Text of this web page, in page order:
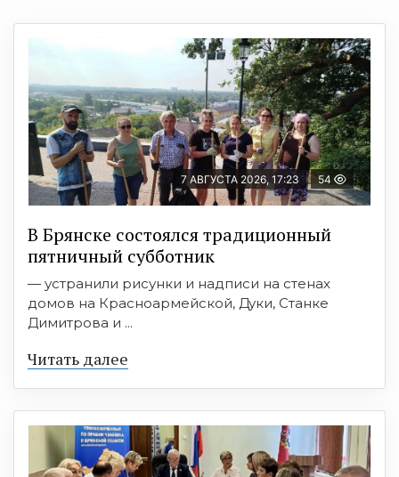
7 АВГУСТА 2026, 17:23 54
В Брянске состоялся традиционный
пятничный субботник
— устранили рисунки и надписи на стенах
домов на Красноармейской, Дуки, Станке
Димитрова и ...
Читать далее